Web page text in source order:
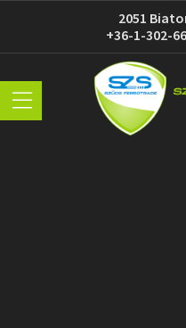
2051
+36-1-302-